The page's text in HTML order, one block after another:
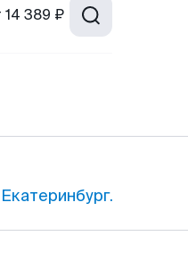
14 389 ₽